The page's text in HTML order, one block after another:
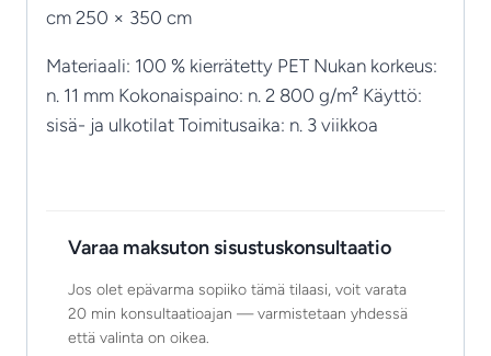
cm 250 × 350 cm
Materiaali: 100 % kierrätetty PET Nukan korkeus:
n. 11 mm Kokonaispaino: n. 2 800 g/m² Käyttö:
sisä- ja ulkotilat Toimitusaika: n. 3 viikkoa
Varaa maksuton sisustuskonsultaatio
Jos olet epävarma sopiiko tämä tilaasi, voit varata
20 min konsultaatioajan — varmistetaan yhdessä
että valinta on oikea.